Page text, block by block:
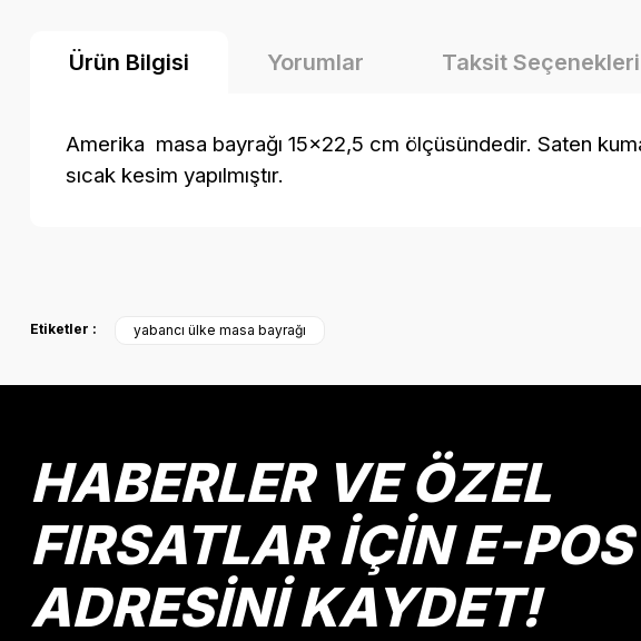
Ürün Bilgisi Yorumlar Taksit Seçenekleri
Amerika masa bayrağı 15x22,5 cm ölçüsündedir. Saten
sıcak kesim yapılmıştır.
Ürün açıklamasında eksik bilgiler bulunuyor.
Bu ürüne benzer farklı alternatifler olmalı.
Etiketler : yabancı ülke masa bayrağı
HABERLER VE ÖZEL
FIRSATLAR İÇİN E-
ADRESİNİ KAYDET!